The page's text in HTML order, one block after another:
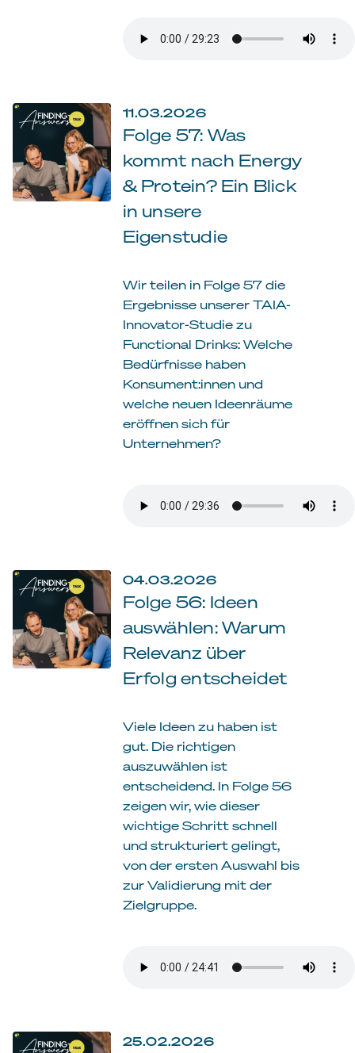
11.03.2026
Folge 57: Was
kommt nach Energy
& Protein? Ein Blick
in unsere
Eigenstudie
Wir teilen in Folge 57 die
Ergebnisse unserer TAIA-
Innovator-Studie zu
Functional Drinks: Welche
Bedürfnisse haben
Konsument:innen und
welche neuen Ideenräume
eröffnen sich für
Unternehmen?
04.03.2026
Folge 56: Ideen
auswählen: Warum
Relevanz über
Erfolg entscheidet
Viele Ideen zu haben ist
gut. Die richtigen
auszuwählen ist
entscheidend. In Folge 56
zeigen wir, wie dieser
wichtige Schritt schnell
und strukturiert gelingt,
von der ersten Auswahl bis
zur Validierung mit der
Zielgruppe.
25.02.2026